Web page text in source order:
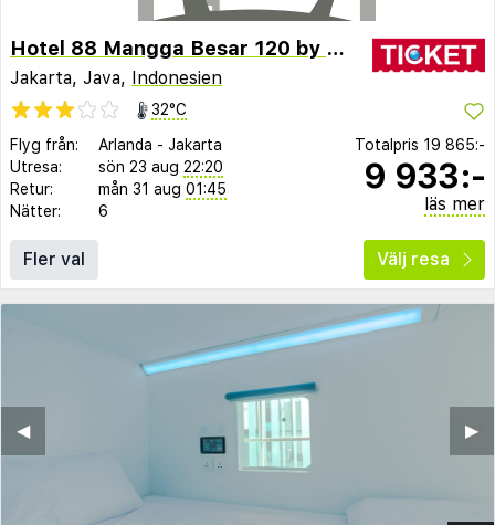
Hotel 88 Mangga Besar 120 by WH
Jakarta, Java, Indonesien
32°C
Flyg från:
Arlanda - Jakarta
Utresa:
sön 23 aug 22:20
Retur:
mån 31 aug 01:45
Nätter:
6
Totalpris 19 865:-
9 933:-
läs mer
Fler val Välj resa
▶︎
◀︎